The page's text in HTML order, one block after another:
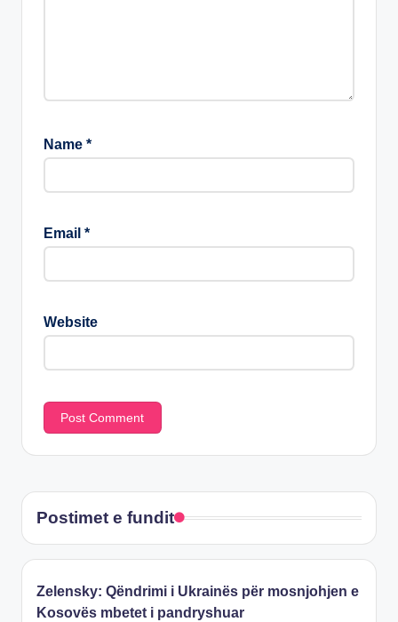
Name *
Email *
Website
Postimet e fundit
Zelensky: Qëndrimi i Ukrainës për mosnjohjen e
Kosovës mbetet i pandryshuar